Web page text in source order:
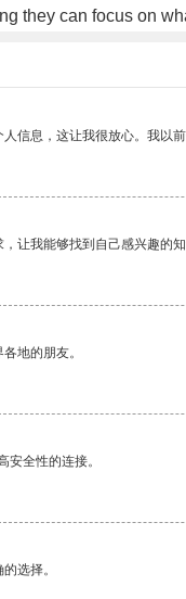
they can focus on
信息，这让我很放心。我以
让我能够找到自己感兴趣的知
地的朋友。
全性的连接。
选择。